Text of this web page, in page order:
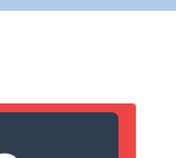
Envoyez